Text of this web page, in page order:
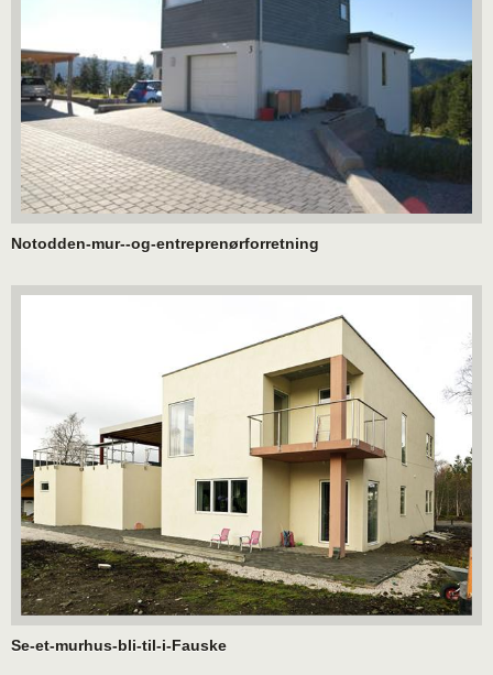
Notodden-mur--og-entreprenørforretning
Se-et-murhus-bli-til-i-Fauske